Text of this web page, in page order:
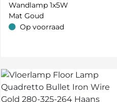
Wandlamp 1x5W
Mat Goud
Messing
Op voorraad
Op voorraad